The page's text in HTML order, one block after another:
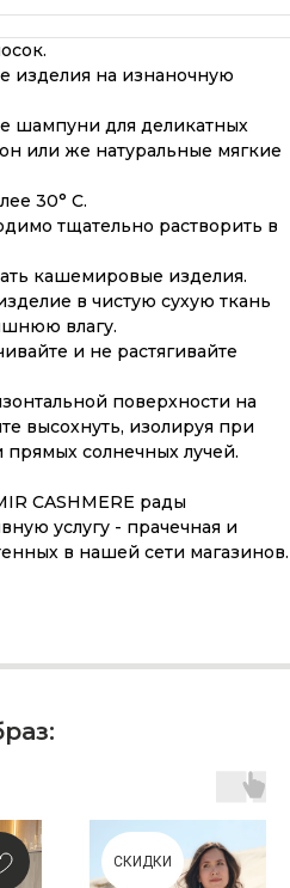
изделия на изнаночную
шампуни для деликатных
или же натуральные мягкие
30° С.
тщательно растворить в
кашемировые изделия.
в чистую сухую ткань
влагу.
и не растягивайте
поверхности на
высохнуть, изолируя при
прямых солнечных лучей.
CASHMERE рады
услугу - прачечная и
в нашей сети магазинов.
СКИДКИ
теплом
годы?